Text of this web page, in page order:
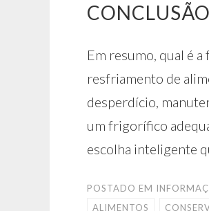
CONCLUSÃO
Em resumo, qual é
resfriamento de
desperdício,
um frigorífico
escolha inteligente
POSTADO EM
ALIMENTOS